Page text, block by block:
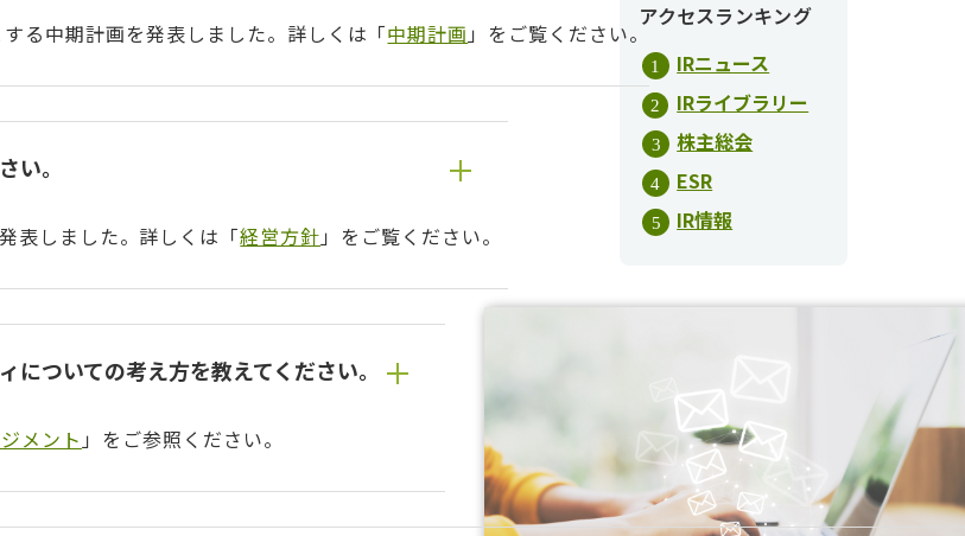
アクセスランキング
IRニュース
IRライブラリー
株主総会
ESR
IR情報
る中期計画を発表しました。詳しくは「中期計画 」をご覧ください。
い。
表しました。詳しくは「経営方針 」をご覧ください。
ついての考え方を教えてください。
メント 」をご参照ください。